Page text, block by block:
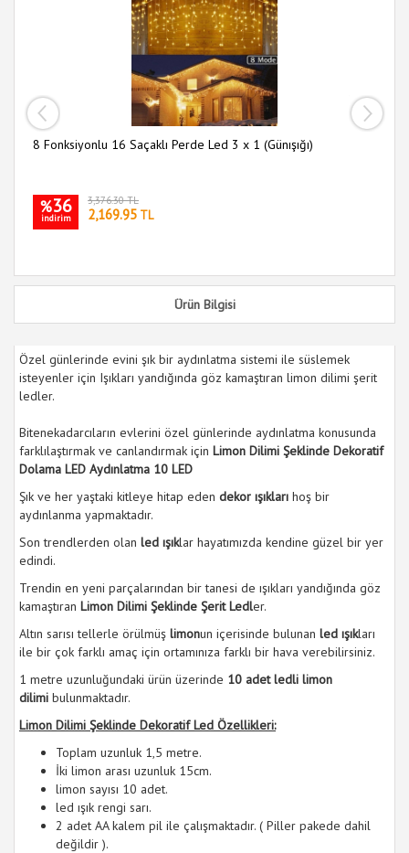
8 Fonksiyonlu 16 Saçaklı Perde Led 3 x 1 (Günışığı)
%36
indirim
3,376.30 TL
2,169.95 TL
Ürün Bilgisi
Özel günlerinde evini şık bir aydınlatma sistemi ile süslemek
isteyenler için Işıkları yandığında göz kamaştıran limon dilimi şerit
ledler.
Bitenekadarcıların evlerini özel günlerinde aydınlatma konusunda
farklılaştırmak ve canlandırmak için Limon Dilimi Şeklinde Dekoratif
Dolama LED Aydınlatma 10 LED
Şık ve her yaştaki kitleye hitap eden dekor ışıkları hoş bir
aydınlanma yapmaktadır.
Son trendlerden olan led ışıklar hayatımızda kendine güzel bir yer
edindi.
Trendin en yeni parçalarından bir tanesi de ışıkları yandığında göz
kamaştıran Limon Dilimi Şeklinde Şerit Ledler.
Altın sarısı tellerle örülmüş limonun içerisinde bulunan led ışıkları
ile bir çok farklı amaç için ortamınıza farklı bir hava verebilirsiniz.
1 metre uzunluğundaki ürün üzerinde 10 adet ledli limon
dilimi bulunmaktadır.
Limon Dilimi Şeklinde Dekoratif Led Özellikleri:
Toplam uzunluk 1,5 metre.
İki limon arası uzunluk 15cm.
limon sayısı 10 adet.
led ışık rengi sarı.
2 adet AA kalem pil ile çalışmaktadır. ( Piller pakede dahil
değildir ).